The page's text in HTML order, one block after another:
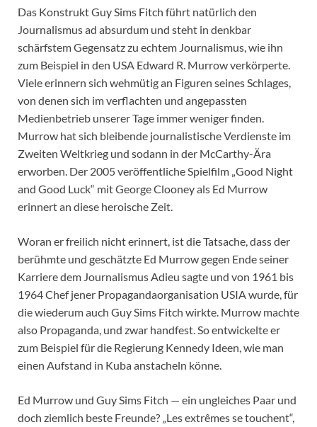
Das Konstrukt Guy Sims Fitch führt natürlich den
Journalismus ad absurdum und steht in denkbar
schärfstem Gegensatz zu echtem Journalismus, wie ihn
zum Beispiel in den USA Edward R. Murrow verkörperte.
Viele erinnern sich wehmütig an Figuren seines Schlages,
von denen sich im verflachten und angepassten
Medienbetrieb unserer Tage immer weniger finden.
Murrow hat sich bleibende journalistische Verdienste im
Zweiten Weltkrieg und sodann in der McCarthy-Ära
erworben. Der 2005 veröffentliche Spielfilm „Good Night
and Good Luck“ mit George Clooney als Ed Murrow
erinnert an diese heroische Zeit.
Woran er freilich nicht erinnert, ist die Tatsache, dass der
berühmte und geschätzte Ed Murrow gegen Ende seiner
Karriere dem Journalismus Adieu sagte und von 1961 bis
1964 Chef jener Propagandaorganisation USIA wurde, für
die wiederum auch Guy Sims Fitch wirkte. Murrow machte
also Propaganda, und zwar handfest. So entwickelte er
zum Beispiel für die Regierung Kennedy Ideen, wie man
einen Aufstand in Kuba anstacheln könne.
Ed Murrow und Guy Sims Fitch — ein ungleiches Paar und
doch ziemlich beste Freunde? „Les extrêmes se touchent“,